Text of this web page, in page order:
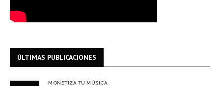
ÚLTIMAS PUBLICACIONES
MONETIZA TU MÚSICA